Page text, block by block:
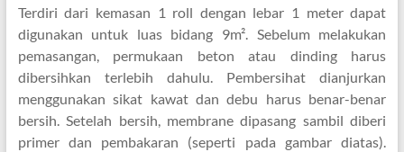
Terdiri dari kemasan 1 roll dengan lebar 1 meter dapat
digunakan untuk luas bidang 9m². Sebelum melakukan
pemasangan, permukaan beton atau dinding harus
dibersihkan terlebih dahulu. Pembersihat dianjurkan
menggunakan sikat kawat dan debu harus benar-benar
bersih. Setelah bersih, membrane dipasang sambil diberi
primer dan pembakaran (seperti pada gambar diatas).